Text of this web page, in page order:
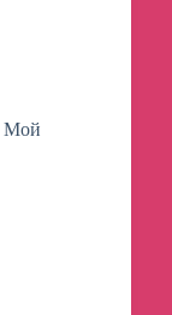
Мой